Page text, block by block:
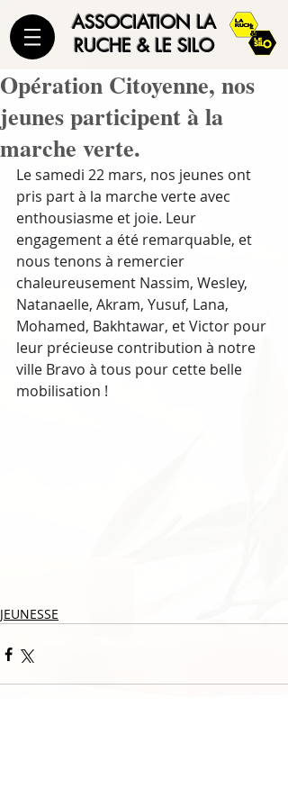
ASSOCIATION LA
RUCHE & LE SILO
Opération Citoyenne, nos
jeunes participent à la
marche verte.
Le samedi 22 mars, nos jeunes ont
pris part à la marche verte avec
enthousiasme et joie. Leur
engagement a été remarquable, et
nous tenons à remercier
chaleureusement Nassim, Wesley,
Natanaelle, Akram, Yusuf, Lana,
Mohamed, Bakhtawar, et Victor pour
leur précieuse contribution à notre
ville Bravo à tous pour cette belle
mobilisation !
JEUNESSE